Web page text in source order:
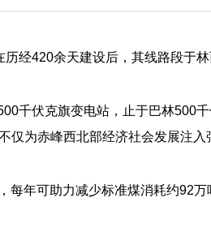
420余天建设后，其线路段于
千伏克旗变电站，止于巴林500
仅为赤峰西北部经济社会发展注
年可助力减少标准煤消耗约92